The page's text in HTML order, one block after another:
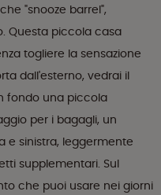
"snooze barrel",
Questa piccola casa
togliere la sensazione
dall'esterno, vedrai il
fondo una piccola
per i bagagli, un
e sinistra, leggermente
supplementari. Sul
che puoi usare nei giorni